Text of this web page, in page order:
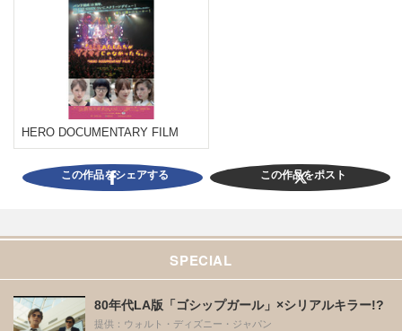
HERO DOCUMENTARY FILM
この作品をシェアする この作品をポスト
SPECIAL
80年代LA版「ゴシップガール」×シリアルキラー!?
提供：ウォルト・ディズニー・ジャパン